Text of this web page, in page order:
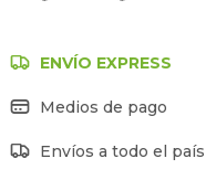
ENVÍO EXPRESS
Medios de pago
Envíos a todo el país